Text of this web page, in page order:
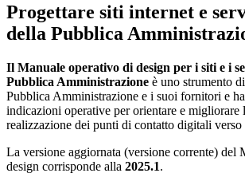
Progettare siti internet e
della Pubblica
Il Manuale operativo di design per i siti e i
Pubblica Amministrazione è uno strumento
Pubblica Amministrazione e i suoi fornitori e
indicazioni operative per orientare e migliorare
realizzazione dei punti di contatto digitali verso
La versione aggiornata (versione corrente) del
design corrisponde alla 2025.1.